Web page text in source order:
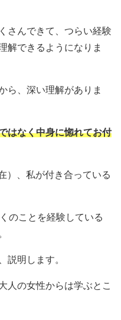
さんできて、つらい経験
解できるようになりま
ら、深い理解がありま
はなく中身に惚れてお付
）、私が付き合っている
のことを経験している
説明します。
人の女性からは学ぶとこ